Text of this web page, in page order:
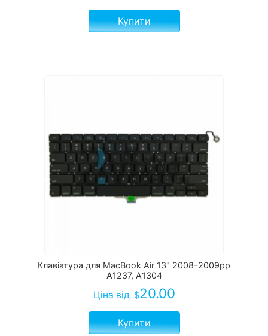
Купити
Клавіатура для MacBook Air 13" 2008-2009рр
A1237, A1304
Ціна від $20.00
Купити